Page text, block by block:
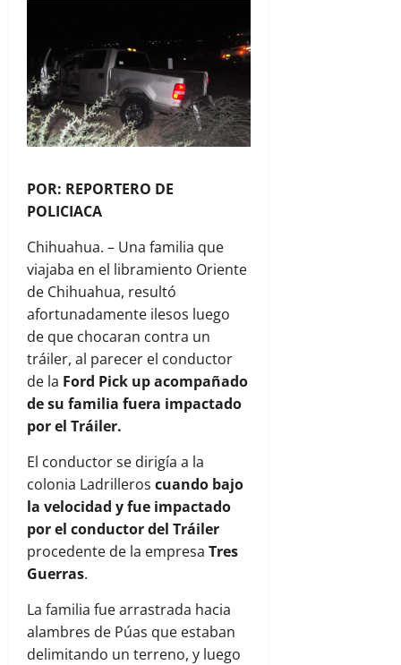
POR: REPORTERO DE
POLICIACA
Chihuahua. – Una familia que
viajaba en el libramiento Oriente
de Chihuahua, resultó
afortunadamente ilesos luego
de que chocaran contra un
tráiler, al parecer el conductor
de la Ford Pick up acompañado
de su familia fuera impactado
por el Tráiler.
El conductor se dirigía a la
colonia Ladrilleros cuando bajo
la velocidad y fue impactado
por el conductor del Tráiler
procedente de la empresa Tres
Guerras.
La familia fue arrastrada hacia
alambres de Púas que estaban
delimitando un terreno, y luego